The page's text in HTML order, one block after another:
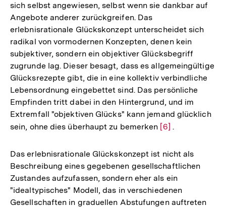
sich selbst angewiesen, selbst wenn sie dankbar auf
Angebote anderer zurückgreifen. Das
erlebnisrationale Glückskonzept unterscheidet sich
radikal von vormodernen Konzepten, denen kein
subjektiver, sondern ein objektiver Glücksbegriff
zugrunde lag. Dieser besagt, dass es allgemeingültige
Glücksrezepte gibt, die in eine kollektiv verbindliche
Lebensordnung eingebettet sind. Das persönliche
Empfinden tritt dabei in den Hintergrund, und im
Extremfall "objektiven Glücks" kann jemand glücklich
sein, ohne dies überhaupt zu bemerken Zur
der
Fußnote
[6] .
Das erlebnisrationale Glückskonzept ist nicht als
Beschreibung eines gegebenen gesellschaftlichen
Zustandes aufzufassen, sondern eher als ein
"idealtypisches" Modell, das in verschiedenen
Gesellschaften in graduellen Abstufungen auftreten